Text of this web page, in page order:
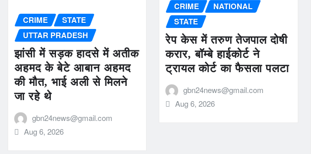
CRIME
STATE
UTTAR PRADESH
झांसी में सड़क हादसे में अतीक
अहमद के बेटे आबान अहमद
की मौत, भाई अली से मिलने
जा रहे थे
gbn24news@gmail.com
Aug 6, 2026
CRIME
NATIONAL
STATE
रेप केस में तरुण तेजपाल दोषी
करार, बॉम्बे हाईकोर्ट ने
ट्रायल कोर्ट का फैसला पलटा
gbn24news@gmail.com
Aug 6, 2026